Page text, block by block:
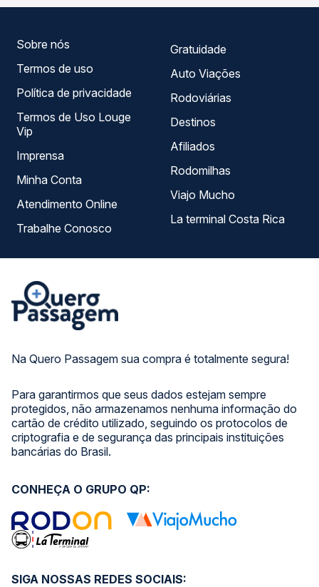
Na Quero Passagem sua compra é totalmente segura!
Para garantirmos que seus dados estejam sempre
protegidos, não armazenamos nenhuma informação do
cartão de crédito utilizado, seguindo os protocolos de
criptografia e de segurança das principais instituições
bancárias do Brasil.
Sobre nós
Termos de uso
Política de privacidade
Termos de Uso Louge
Vip
Imprensa
Minha Conta
Atendimento Online
Trabalhe Conosco
Gratuidade
Auto Viações
Rodoviárias
Destinos
Afiliados
Rodomilhas
Viajo Mucho
La terminal Costa Rica
SIGA NOSSAS REDES SOCIAIS:
CONHEÇA O GRUPO QP: